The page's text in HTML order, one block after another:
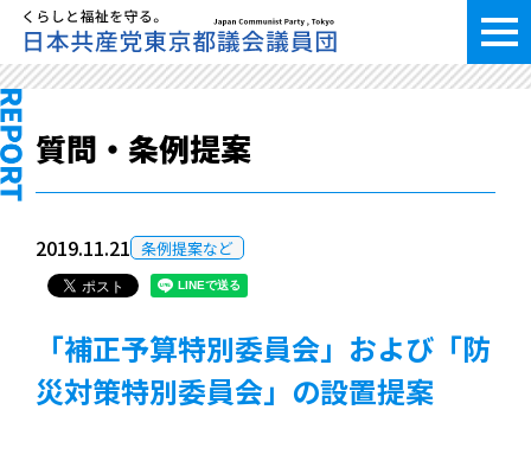
質問・条例提案
2019.11.21 条例提案など
「補正予算特別委員会」および「防
災対策特別委員会」の設置提案